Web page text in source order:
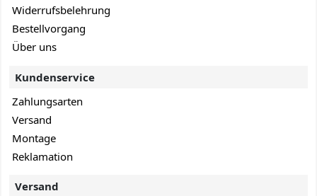
Widerrufsbelehrung
Bestellvorgang
Über uns
Kundenservice
Zahlungsarten
Versand
Montage
Reklamation
Versand